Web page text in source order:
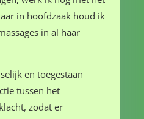
in hoofdzaak houd ik
in al haar
en toegestaan
tussen het
zodat er